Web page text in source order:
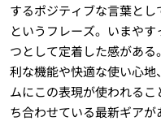
するポジティブな言葉とし
というフレーズ。いまや
つとして定着した感があ
利な機能や快適な使い心
ムにこの表現が使われる
ち合わせている最新ギアが